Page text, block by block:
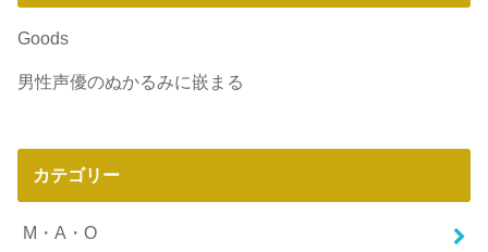
Goods
男性声優のぬかるみに嵌まる
カテゴリー
M・A・O